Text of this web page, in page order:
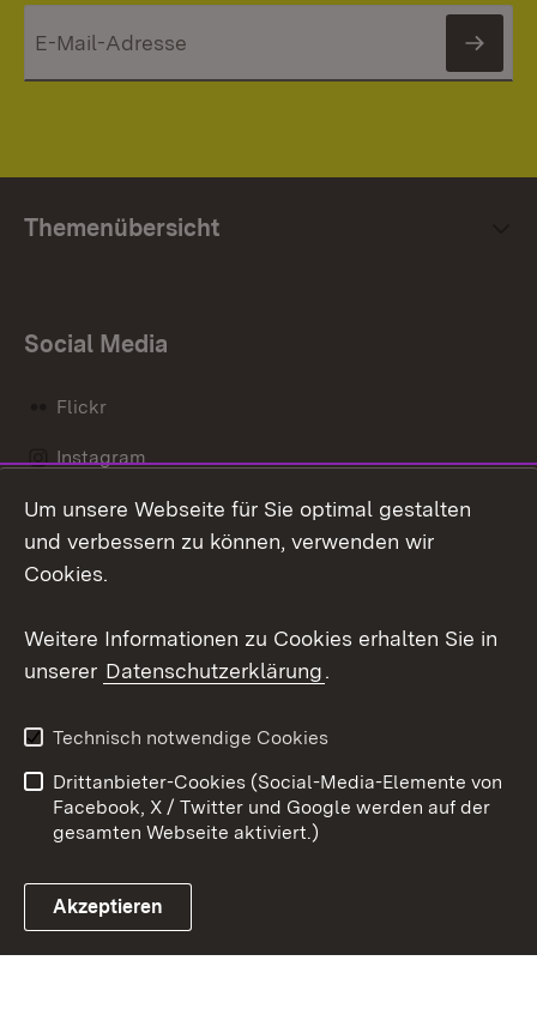
Themenübersicht
Social Media
Flickr
Instagram
Social Wall
Link zum Landesportal
Barrierefreiheit
Benutzungshinweise
Impressum
Cookies
Um unsere Webseite für Sie optimal gestalten
und verbessern zu können, verwenden wir
Cookies.
Weitere Informationen zu Cookies erhalten Sie in
unserer Datenschutzerklärung.
Technisch notwendige Cookies
Drittanbieter-Cookies (Social-Media-Elemente von
Facebook, X / Twitter und Google werden auf der
gesamten Webseite aktiviert.)
Akzeptieren